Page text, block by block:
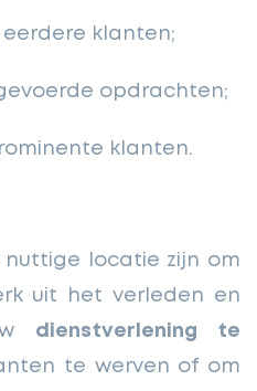
klanten;
opdrachten;
klanten.
nuttige locatie zijn om
uit het verleden en
dienstverlening te
te werven of om